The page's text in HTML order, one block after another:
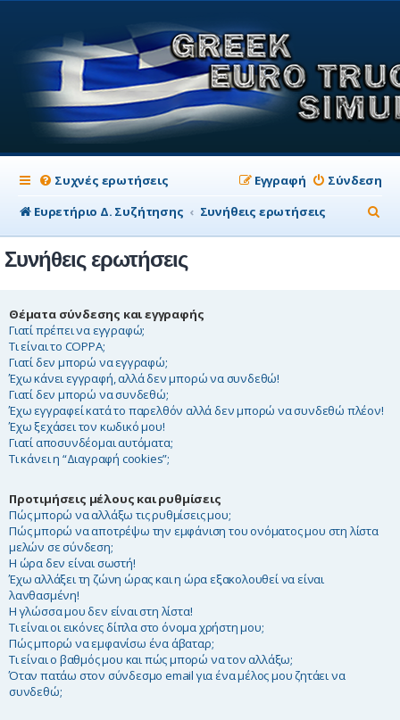
Συχνές ερωτήσεις Σύνδεση
Εγγραφή
Ευρετήριο Δ. Συζήτησης
Συνήθεις ερωτήσεις
ν
η
Συνήθεις ερωτήσεις
Θέματα σύνδεσης και εγγραφής
Γιατί πρέπει να εγγραφώ;
Τι είναι το COPPA;
Γιατί δεν μπορώ να εγγραφώ;
Έχω κάνει εγγραφή, αλλά δεν μπορώ να συνδεθώ!
Γιατί δεν μπορώ να συνδεθώ;
Έχω εγγραφεί κατά το παρελθόν αλλά δεν μπορώ να συνδεθώ πλέον!
Έχω ξεχάσει τον κωδικό μου!
Γιατί αποσυνδέομαι αυτόματα;
Τι κάνει η “Διαγραφή cookies”;
Προτιμήσεις μέλους και ρυθμίσεις
Πώς μπορώ να αλλάξω τις ρυθμίσεις μου;
Πώς μπορώ να αποτρέψω την εμφάνιση του ονόματος μου στη λίστα
μελών σε σύνδεση;
Η ώρα δεν είναι σωστή!
Έχω αλλάξει τη ζώνη ώρας και η ώρα εξακολουθεί να είναι
λανθασμένη!
Η γλώσσα μου δεν είναι στη λίστα!
Τι είναι οι εικόνες δίπλα στο όνομα χρήστη μου;
Πώς μπορώ να εμφανίσω ένα άβαταρ;
Τι είναι ο βαθμός μου και πώς μπορώ να τον αλλάξω;
Όταν πατάω στον σύνδεσμο email για ένα μέλος μου ζητάει να
συνδεθώ;